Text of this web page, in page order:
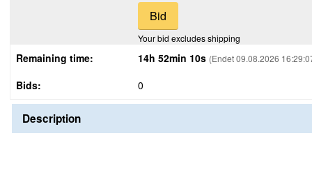
Your bid excludes shipping
Remaining time: 14h 52min 09s (Endet 09.08.2026
Bids: 0
Description